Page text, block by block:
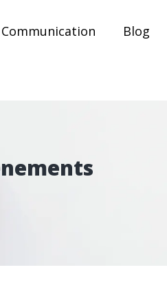
Communication Blog